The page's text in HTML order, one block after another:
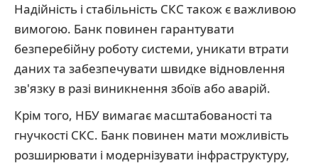
Надійність і стабільність СКС також є важливою
вимогою. Банк повинен гарантувати
безперебійну роботу системи, уникати втрати
даних та забезпечувати швидке відновлення
зв'язку в разі виникнення збоїв або аварій.
Крім того, НБУ вимагає масштабованості та
гнучкості СКС. Банк повинен мати можливість
розширювати і модернізувати інфраструктуру,